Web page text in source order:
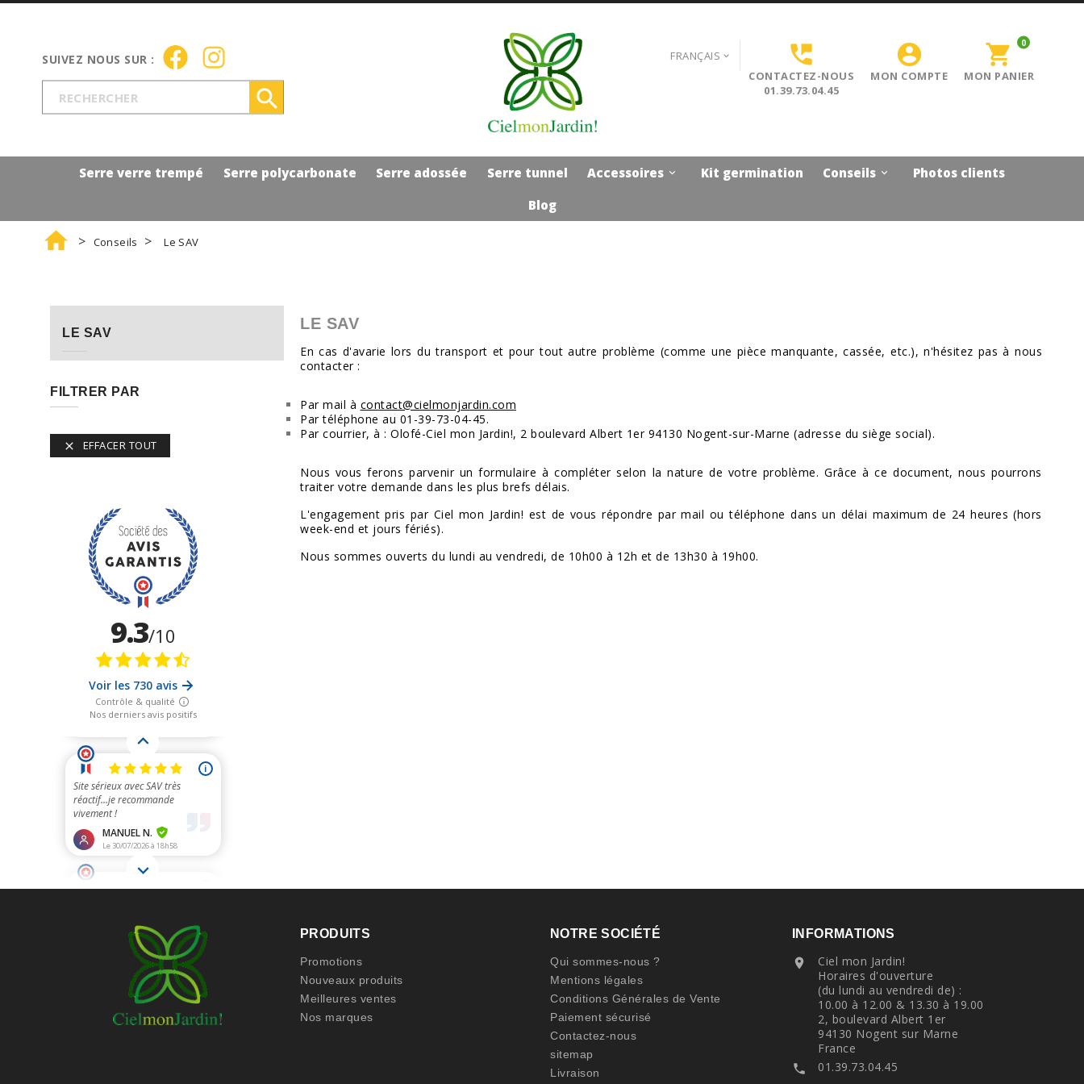
FRANÇAIS  
CONTACTEZ-NOUS
01.39.73.04.45


MON COMPTE
shopping_cart
MON PANIER
0
Serre verre trempé Serre polycarbonate Serre adossée Serre tunnel 
Accessoires Kit germination 
Conseils
Photos clients
Blog
 Conseils Le SAV
LE SAV
FILTRER PAR
 EFFACER TOUT
LE SAV
En cas d'avarie lors du transport et pour tout autre problème (comme une pièce manquante, cassée, etc.), n'hésitez pas à nous
contacter :
Par mail à contact@cielmonjardin.com
Par téléphone au 01-39-73-04-45.
Par courrier, à : Olofé-Ciel mon Jardin!, 2 boulevard Albert 1er 94130 Nogent-sur-Marne (adresse du siège social).
Nous vous ferons parvenir un formulaire à compléter selon la nature de votre problème. Grâce à ce document, nous pourrons
traiter votre demande dans les plus brefs délais.
L'engagement pris par Ciel mon Jardin! est de vous répondre par mail ou téléphone dans un délai maximum de 24 heures (hors
week-end et jours fériés).
Nous sommes ouverts du lundi au vendredi, de 10h00 à 12h et de 13h30 à 19h00.
PRODUITS
Promotions
Nouveaux produits
Meilleures ventes
Nos marques
NOTRE SOCIÉTÉ
Qui sommes-nous ?
Mentions légales
Conditions Générales de Vente
Paiement sécurisé
Contactez-nous
sitemap
Livraison
INFORMATIONS

Ciel mon Jardin!
Horaires d'ouverture
(du lundi au vendredi de) :
10.00 à 12.00 & 13.30 à 19.00
2, boulevard Albert 1er
94130 Nogent sur Marne
France

01.39.73.04.45